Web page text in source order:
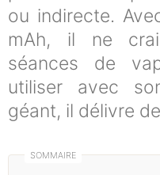
ou indirecte.
mAh, il ne
séances de
utiliser avec
géant, il délivre